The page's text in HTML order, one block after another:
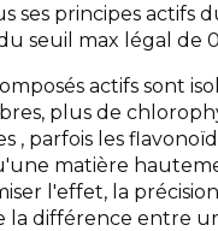
principes actifs
seuil max légal de
actifs sont
plus de
, parfois les
matière
l'effet, la
la différence entre